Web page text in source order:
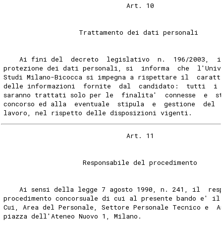
                               Art. 10
                   Trattamento dei dati personali
Ai fini del  decreto  legislativo  n.  196/2003,
protezione dei dati personali, si  informa  che
Studi Milano-Bicocca si impegna a rispettare il
delle informazioni  fornite  dal  candidato:  tutti
saranno trattati solo per le  finalita'  connesse  e
concorso ed alla  eventuale  stipula  e  gestione
lavoro, nel rispetto delle disposizioni vigenti.
                               Art. 11
                    Responsabile del procedimento
Ai sensi della legge 7 agosto 1990, n. 241, il
procedimento concorsuale di cui al presente bando e'
Cui, Area del Personale, Settore Personale Tecnico e
piazza dell'Ateneo Nuovo 1, Milano.